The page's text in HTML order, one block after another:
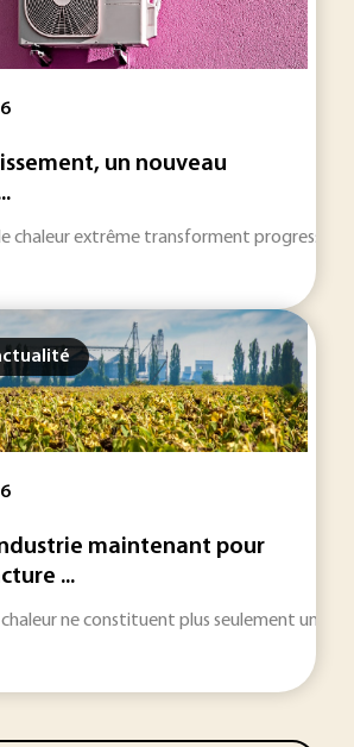
un nouveau
chaleur extrême transforment
maintenant pour
...
chaleur ne constituent plus seulement une